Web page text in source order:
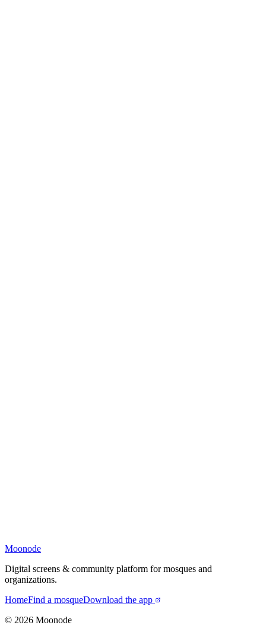
Moonode
Digital screens & community platform for mosques and
organizations.
HomeFind a mosqueDownload the app
© 2026 Moonode